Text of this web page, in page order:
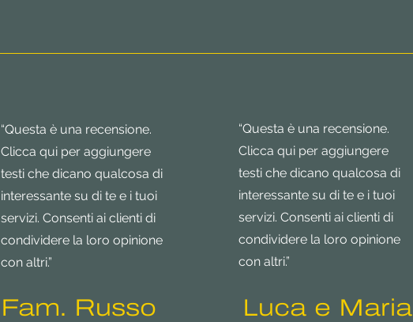
“Questa è una recensione.
Clicca qui per aggiungere
testi che dicano qualcosa di
interessante su di te e i tuoi
servizi. Consenti ai clienti di
condividere la loro opinione
con altri.”
Fam. Russo
“Questa è una recensione.
Clicca qui per aggiungere
testi che dicano qualcosa di
interessante su di te e i tuoi
servizi. Consenti ai clienti di
condividere la loro opinione
con altri.”
Luca e Maria